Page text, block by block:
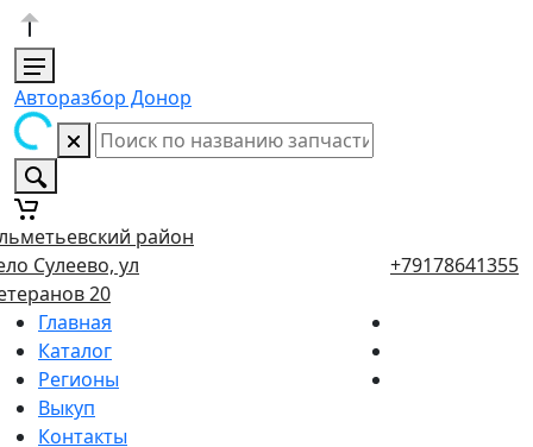
Авторазбор Донор
район
Сулеево, ул
20
+79178641355
Главная
Каталог
Регионы
Выкуп
Контакты